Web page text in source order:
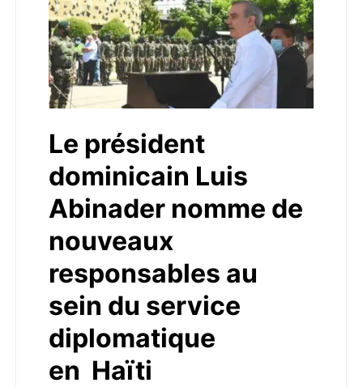
Le président
dominicain Luis
Abinader nomme de
nouveaux
responsables au
sein du service
diplomatique
en Haïti